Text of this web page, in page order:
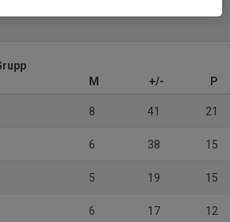
M +/- P
8 41 21
6 38 15
5 19 15
6 17 12